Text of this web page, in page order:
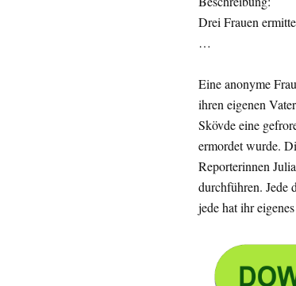
Drei Frauen
…
Eine anonyme
ihren eigenen
Skövde eine
ermordet wurde.
Reporterinnen
durchführen. Jede
jede hat ihr